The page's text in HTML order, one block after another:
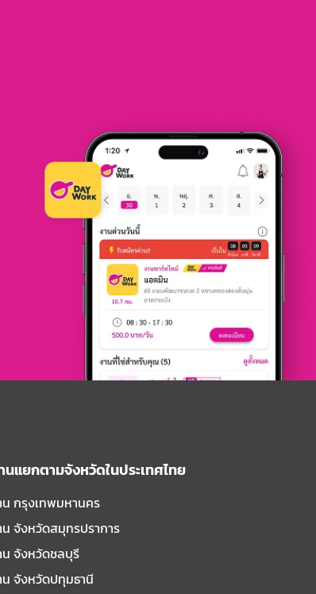
นแยกตามจังหวัดในประเทศไทย
น กรุงเทพมหานคร
น จังหวัดสมุทรปราการ
น จังหวัดชลบุรี
น จังหวัดปทุมธานี